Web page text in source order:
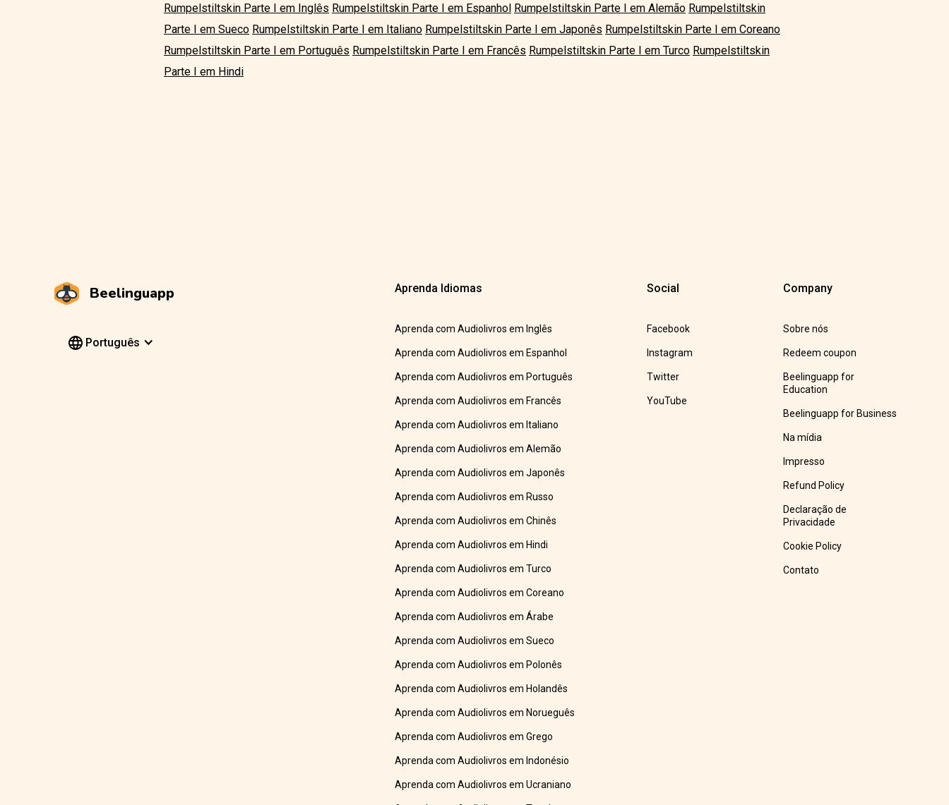
Rumpelstiltskin Parte I em Inglês Rumpelstiltskin Parte I em Espanhol Rumpelstiltskin Parte I em Alemão Rumpelstiltskin
Parte I em Sueco Rumpelstiltskin Parte I em Italiano Rumpelstiltskin Parte I em Japonês Rumpelstiltskin Parte I em Coreano
Rumpelstiltskin Parte I em Português Rumpelstiltskin Parte I em Francês Rumpelstiltskin Parte I em Turco Rumpelstiltskin
Parte I em Hindi
Beelinguapp
Português
Aprenda Idiomas
Aprenda com Audiolivros em Inglês
Aprenda com Audiolivros em Espanhol
Aprenda com Audiolivros em Português
Aprenda com Audiolivros em Francês
Aprenda com Audiolivros em Italiano
Aprenda com Audiolivros em Alemão
Aprenda com Audiolivros em Japonês
Aprenda com Audiolivros em Russo
Aprenda com Audiolivros em Chinês
Aprenda com Audiolivros em Hindi
Aprenda com Audiolivros em Turco
Aprenda com Audiolivros em Coreano
Aprenda com Audiolivros em Árabe
Aprenda com Audiolivros em Sueco
Aprenda com Audiolivros em Polonês
Aprenda com Audiolivros em Holandês
Aprenda com Audiolivros em Norueguês
Aprenda com Audiolivros em Grego
Aprenda com Audiolivros em Indonésio
Aprenda com Audiolivros em Ucraniano
Social
Facebook
Instagram
Twitter
YouTube
Company
Sobre nós
Redeem coupon
Beelinguapp for
Education
Beelinguapp for Business
Na mídia
Impresso
Refund Policy
Declaração de
Privacidade
Cookie Policy
Contato